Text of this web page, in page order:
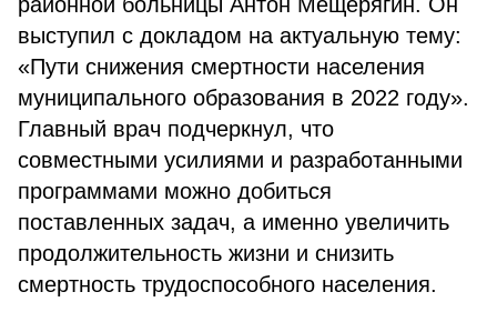
выступил с докладом на актуальную тему:
«Пути снижения смертности населения
муниципального образования в 2022 году».
Главный врач подчеркнул, что
совместными усилиями и разработанными
программами можно добиться
поставленных задач, а именно увеличить
продолжительность жизни и снизить
смертность трудоспособного населения.